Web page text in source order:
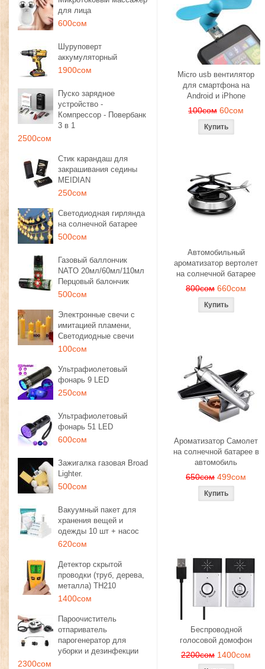
для лица
600сом
Шуруповерт
аккумуляторный
1900сом
Пуско зарядное
устройство -
Компрессор - Повербанк
3 в 1
2500сом
Стик карандаш для
закрашивания седины
MEIDIAN
250сом
Светодиодная гирлянда
на солнечной батарее
500сом
Газовый баллончик
NATO 20мл/60мл/110мл
Перцовый балончик
500сом
Электронные свечи с
имитацией пламени,
Светодиодные свечи
100сом
Ультрафиолетовый
фонарь 9 LED
250сом
Ультрафиолетовый
фонарь 51 LED
600сом
Зажигалка газовая Broad
Lighter.
500сом
Вакуумный пакет для
хранения вещей и
одежды 10 шт + насос
620сом
Детектор скрытой
проводки (труб, дерева,
металла) TH210
1400сом
Пароочиститель
отпариватель
парогенератор для
уборки и дезинфекции
2300сом
Micro usb вентилятор
для смартфона на
Android и iPhone
100сом 60сом
Автомобильный
ароматизатор вертолет
на солнечной батарее
800сом 660сом
Ароматизатор Самолет
на солнечной батарее в
автомобиль
650сом 499сом
Беспроводной
голосовой домофон
2200сом 1400сом